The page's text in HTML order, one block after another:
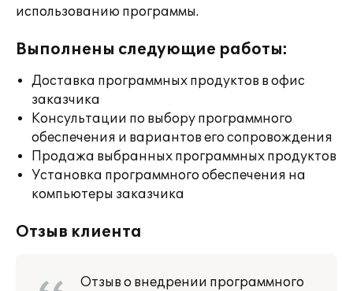
использованию программы.
Выполнены следующие работы:
Доставка программных продуктов в офис
заказчика
Консультации по выбору программного
обеспечения и вариантов его сопровождения
Продажа выбранных программных продуктов
Установка программного обеспечения на
компьютеры заказчика
Отзыв клиента
Отзыв о внедрении программного